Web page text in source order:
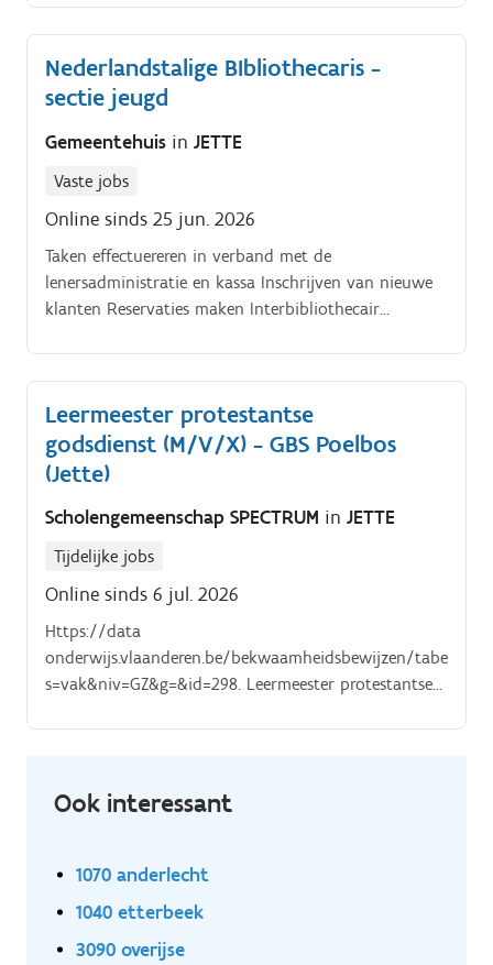
Nederlandstalige BIbliothecaris -
sectie jeugd
Gemeentehuis in JETTE
Vaste jobs
Online sinds 25 jun. 2026
Taken effectuereren in verband met de
lenersadministratie en kassa Inschrijven van nieuwe
klanten Reservaties maken Interbibliothecair
materialen laten betalen Geld innen en registreren.
Administratieve taken effctueren en deelnemen aan
interne operaties De rappelbrieven en de facturatie
i.v.m.
Leermeester protestantse
godsdienst (M/V/X) - GBS Poelbos
(Jette)
Scholengemeenschap SPECTRUM in JETTE
Tijdelijke jobs
Online sinds 6 jul. 2026
Https://data
onderwijs.vlaanderen.be/bekwaamheidsbewijzen/
s=vak&niv=GZ&g=&id=298. Leermeester protestantse
Ook interessant
1070 anderlecht
1040 etterbeek
3090 overijse